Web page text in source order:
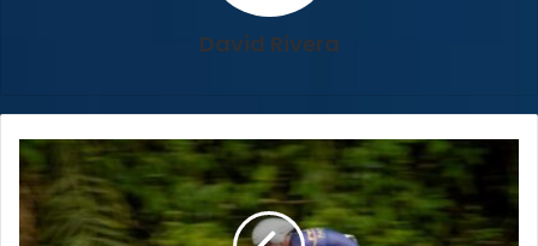
David Rivera
Panameño
Bolívar
Espinosa
conquista